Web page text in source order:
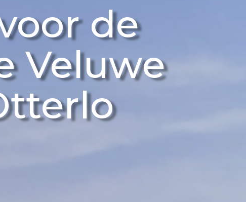
de
Veluwe